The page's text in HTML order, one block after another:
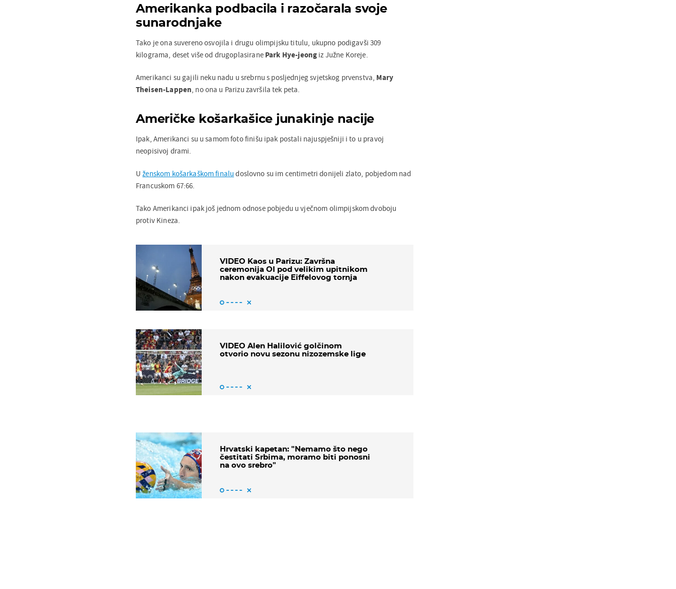
Amerikanka podbacila i razočarala svoje
sunarodnjake
Tako je ona suvereno osvojila i drugu olimpijsku titulu, ukupno podigavši 309
kilograma, deset više od drugoplasirane Park Hye-jeong iz Južne Koreje.
Amerikanci su gajili neku nadu u srebrnu s posljednjeg svjetskog prvenstva, Mary
Theisen-Lappen, no ona u Parizu završila tek peta.
Američke košarkašice junakinje nacije
Ipak, Amerikanci su u samom foto finišu ipak postali najuspješniji i to u pravoj
neopisivoj drami.
Uženskom košarkaškom finalu doslovno su im centimetri donijeli zlato, pobjedom nad
Francuskom 67:66.
Tako Amerikanci ipak još jednom odnose pobjedu u vječnom olimpijskom dvoboju
protiv Kineza.
VIDEO Kaos u Parizu: Završna
ceremonija OI pod velikim upitnikom
nakon evakuacije Eiffelovog tornja
VIDEO Alen Halilović golčinom
otvorio novu sezonu nizozemske lige
Hrvatski kapetan: "Nemamo što nego
čestitati Srbima, moramo biti ponosni
na ovo srebro"